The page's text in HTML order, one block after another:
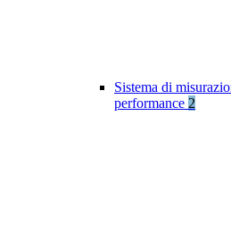
Sistema di
performance 2